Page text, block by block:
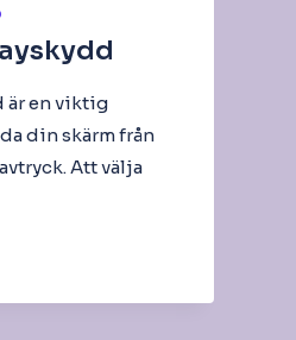
är en viktig
din skärm från
Att välja